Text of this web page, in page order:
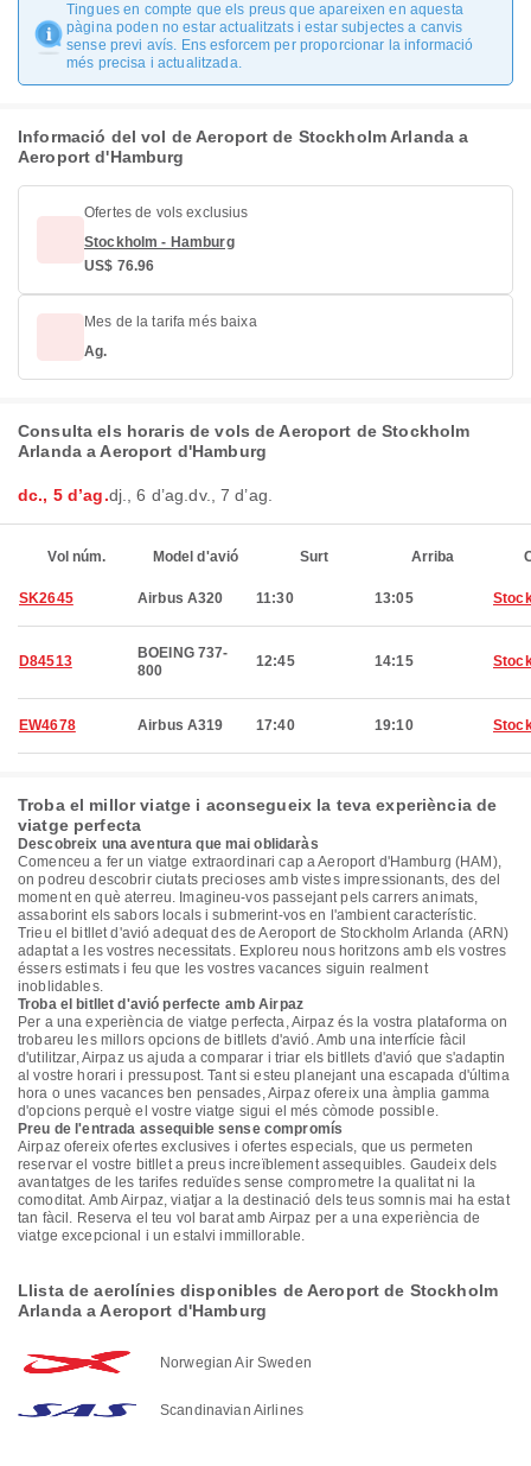
Tingues en compte que els preus que apareixen en aquesta
pàgina poden no estar actualitzats i estar subjectes a canvis
sense previ avís. Ens esforcem per proporcionar la informació
més precisa i actualitzada.
Informació del vol de Aeroport de Stockholm Arlanda a
Aeroport d'Hamburg
Ofertes de vols exclusius
Stockholm - Hamburg
US$ 76.96
Mes de la tarifa més baixa
Ag.
Consulta els horaris de vols de Aeroport de Stockholm
Arlanda a Aeroport d'Hamburg
dc., 5 d’ag.dj., 6 d’ag.dv., 7 d’ag.
Vol núm. Model d'avió Surt Arriba
SK2645 Airbus A320 11:30 13:05
D84513
BOEING 737-
800
12:45 14:15
EW4678 Airbus A319 17:40 19:10
Troba el millor viatge i aconsegueix la teva experiència de
viatge perfecta
Descobreix una aventura que mai oblidaràs
Comenceu a fer un viatge extraordinari cap a Aeroport d'Hamburg (HAM),
on podreu descobrir ciutats precioses amb vistes impressionants, des del
moment en què aterreu. Imagineu-vos passejant pels carrers animats,
assaborint els sabors locals i submerint-vos en l'ambient característic.
Trieu el bitllet d'avió adequat des de Aeroport de Stockholm Arlanda (ARN)
adaptat a les vostres necessitats. Exploreu nous horitzons amb els vostres
éssers estimats i feu que les vostres vacances siguin realment
inoblidables.
Troba el bitllet d'avió perfecte amb Airpaz
Per a una experiència de viatge perfecta, Airpaz és la vostra plataforma on
trobareu les millors opcions de bitllets d'avió. Amb una interfície fàcil
d'utilitzar, Airpaz us ajuda a comparar i triar els bitllets d'avió que s'adaptin
al vostre horari i pressupost. Tant si esteu planejant una escapada d'última
hora o unes vacances ben pensades, Airpaz ofereix una àmplia gamma
d'opcions perquè el vostre viatge sigui el més còmode possible.
Preu de l'entrada assequible sense compromís
Airpaz ofereix ofertes exclusives i ofertes especials, que us permeten
reservar el vostre bitllet a preus increïblement assequibles. Gaudeix dels
avantatges de les tarifes reduïdes sense comprometre la qualitat ni la
comoditat. Amb Airpaz, viatjar a la destinació dels teus somnis mai ha estat
tan fàcil. Reserva el teu vol barat amb Airpaz per a una experiència de
viatge excepcional i un estalvi immillorable.
Llista de aerolínies disponibles de Aeroport de Stockholm
Arlanda a Aeroport d'Hamburg
Norwegian Air Sweden
Scandinavian Airlines